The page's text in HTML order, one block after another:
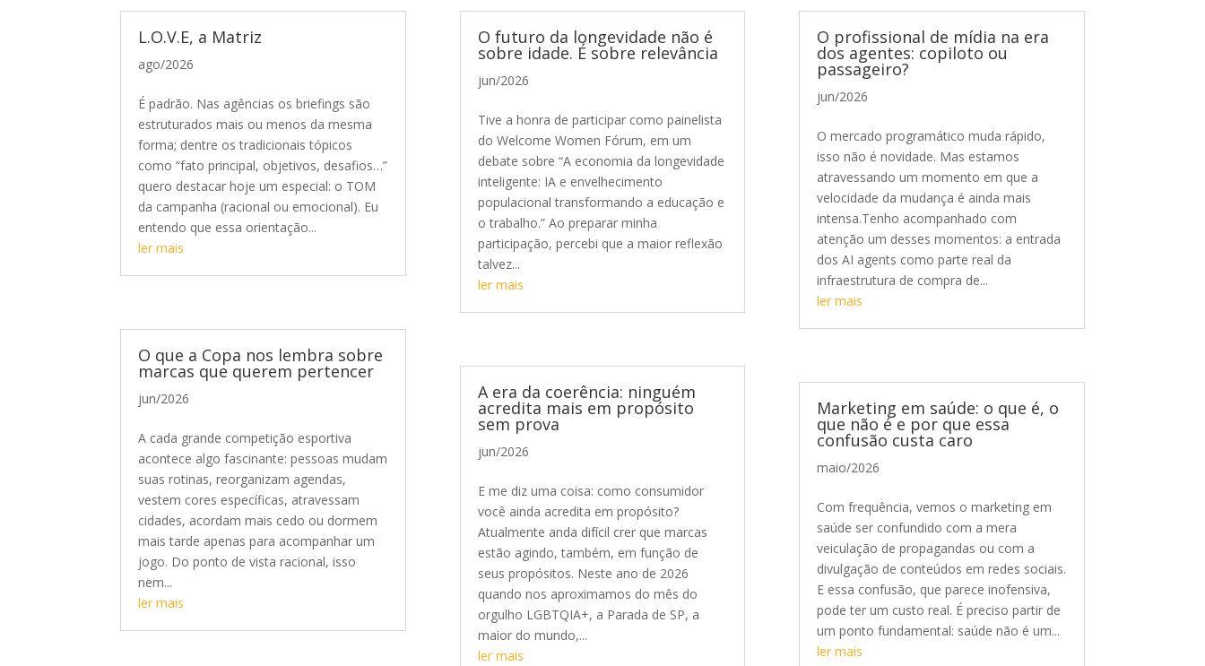
L.O.V.E, a Matriz
ago/2026
É padrão. Nas agências os briefings são
estruturados mais ou menos da mesma
forma; dentre os tradicionais tópicos
como “fato principal, objetivos, desafios…”
quero destacar hoje um especial: o TOM
da campanha (racional ou emocional). Eu
entendo que essa orientação...
ler mais
O que a Copa nos lembra sobre
marcas que querem pertencer
jun/2026
A cada grande competição esportiva
acontece algo fascinante: pessoas mudam
suas rotinas, reorganizam agendas,
vestem cores específicas, atravessam
cidades, acordam mais cedo ou dormem
mais tarde apenas para acompanhar um
jogo. Do ponto de vista racional, isso
nem...
ler mais
O futuro da longevidade não é
sobre idade. É sobre relevância
jun/2026
Tive a honra de participar como painelista
do Welcome Women Fórum, em um
debate sobre “A economia da longevidade
inteligente: IA e envelhecimento
populacional transformando a educação e
o trabalho.” Ao preparar minha
participação, percebi que a maior reflexão
talvez...
ler mais
A era da coerência: ninguém
acredita mais em propósito
sem prova
jun/2026
E me diz uma coisa: como consumidor
você ainda acredita em propósito?
Atualmente anda difícil crer que marcas
estão agindo, também, em função de
seus propósitos. Neste ano de 2026
quando nos aproximamos do mês do
orgulho LGBTQIA+, a Parada de SP, a
maior do mundo,...
ler mais
O profissional de mídia na era
dos agentes: copiloto ou
passageiro?
jun/2026
O mercado programático muda rápido,
isso não é novidade. Mas estamos
atravessando um momento em que a
velocidade da mudança é ainda mais
intensa.Tenho acompanhado com
atenção um desses momentos: a entrada
dos AI agents como parte real da
infraestrutura de compra de...
ler mais
Marketing em saúde: o que é, o
que não é e por que essa
confusão custa caro
maio/2026
Com frequência, vemos o marketing em
saúde ser confundido com a mera
veiculação de propagandas ou com a
divulgação de conteúdos em redes sociais.
E essa confusão, que parece inofensiva,
pode ter um custo real. É preciso partir de
um ponto fundamental: saúde não é um...
ler mais